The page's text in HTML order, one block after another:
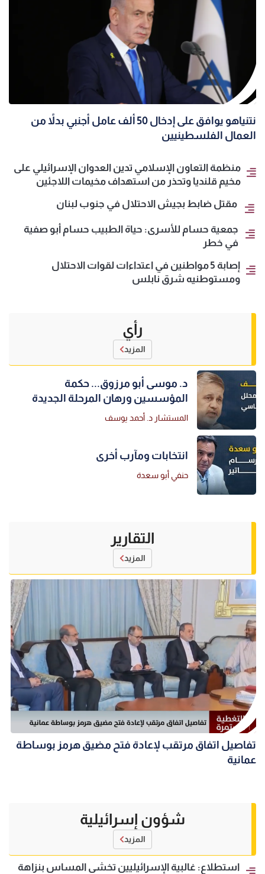
نتنياهو يوافق على إدخال 50 ألف عامل أجنبي بدلاً من
العمال الفلسطينيين
منظمة التعاون الإسلامي تدين العدوان الإسرائيلي على
مخيم قلنديا وتحذر من استهداف مخيمات اللاجئين
مقتل ضابط بجيش الاحتلال في جنوب لبنان
جمعية حسام للأسرى: حياة الطبيب حسام أبو صفية
في خطر
إصابة 5 مواطنين في اعتداءات لقوات الاحتلال
ومستوطنيه شرق نابلس
رأي
المزيد
د. موسى أبو مرزوق... حكمة
المؤسسين ورهان المرحلة الجديدة
المستشار د. أحمد يوسف
انتخابات ومآرب أخرى
حنفي أبو سعدة
التقارير
المزيد
تفاصيل اتفاق مرتقب لإعادة فتح مضيق هرمز بوساطة
عمانية
شؤون إسرائيلية
المزيد
استطلاع: غالبية الإسرائيليين تخشى المساس بنزاهة